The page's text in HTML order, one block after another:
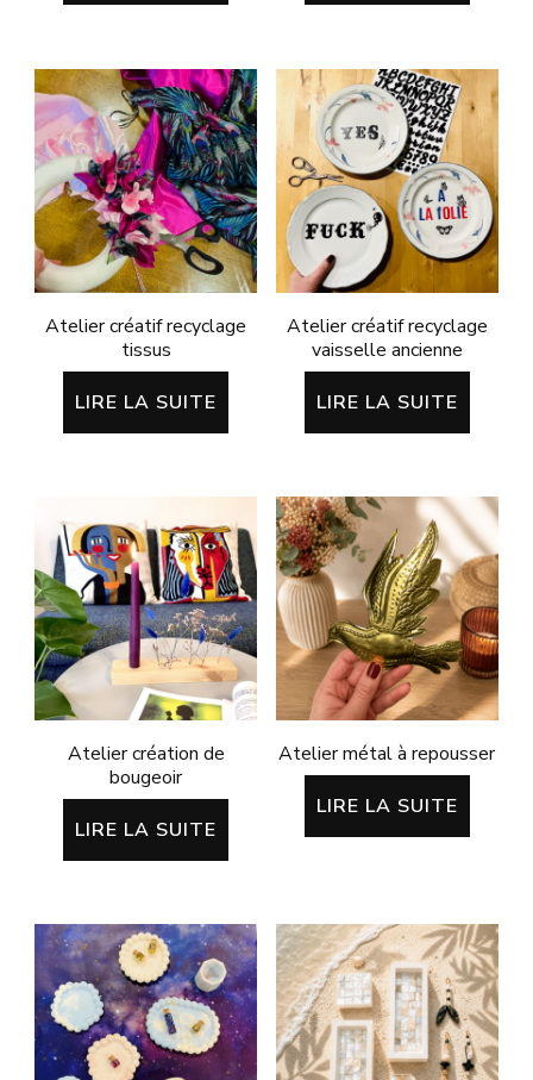
Atelier créatif recyclage
tissus
LIRE LA SUITE
Atelier créatif recyclage
vaisselle ancienne
LIRE LA SUITE
Atelier création de
bougeoir
LIRE LA SUITE
Atelier métal à repousser
LIRE LA SUITE